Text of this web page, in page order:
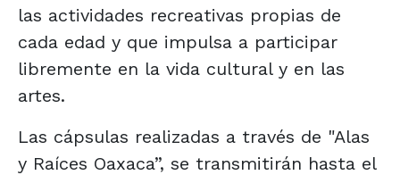
las actividades recreativas propias de
cada edad y que impulsa a participar
libremente en la vida cultural y en las
artes.
Las cápsulas realizadas a través de "Alas
y Raíces Oaxaca”, se transmitirán hasta el